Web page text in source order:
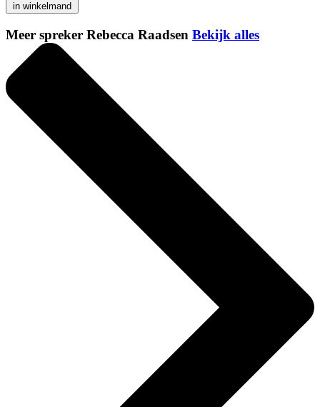
in winkelmand
Meer spreker Rebecca Raadsen Bekijk alles